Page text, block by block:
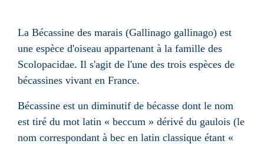
La Bécassine des marais (Gallinago gallinago) est
une espèce d'oiseau appartenant à la famille des
Scolopacidae. Il s'agit de l'une des trois espèces de
bécassines vivant en France.
Bécassine est un diminutif de bécasse dont le nom
est tiré du mot latin « beccum » dérivé du gaulois (le
nom correspondant à bec en latin classique étant «